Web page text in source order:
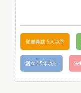
従業員数:5人以下
創立:15年以上 決